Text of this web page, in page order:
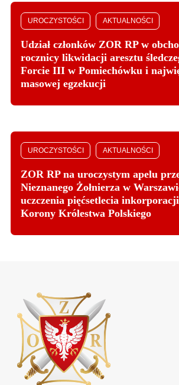
UROCZYSTOŚCI AKTUALNOŚCI
Udział członków ZOR RP w
rocznicy likwidacji aresztu
Forcie III w Pomiechówku i
masowej egzekucji
UROCZYSTOŚCI AKTUALNOŚCI
ZOR RP na uroczystym apelu
Nieznanego Żołnierza w
uczczenia pięćsetlecia
Korony Królestwa Polskiego